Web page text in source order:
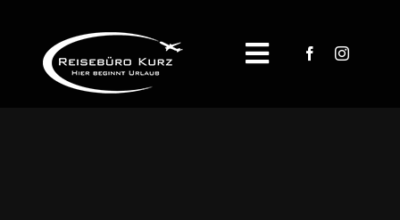
springen
Toggle